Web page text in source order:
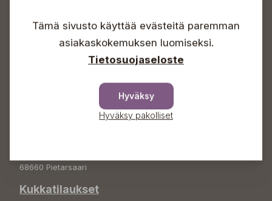
Arkisin 09-18
Sunnuntaisin Itsepalvelu
Info & vaihde
68660 Pietarsaari
Kukkatilaukset
Tämä sivusto käyttää evästeitä paremman
asiakaskokemuksen luomiseksi.
Tietosuojaseloste
Hyväksy
Hyväksy pakolliset